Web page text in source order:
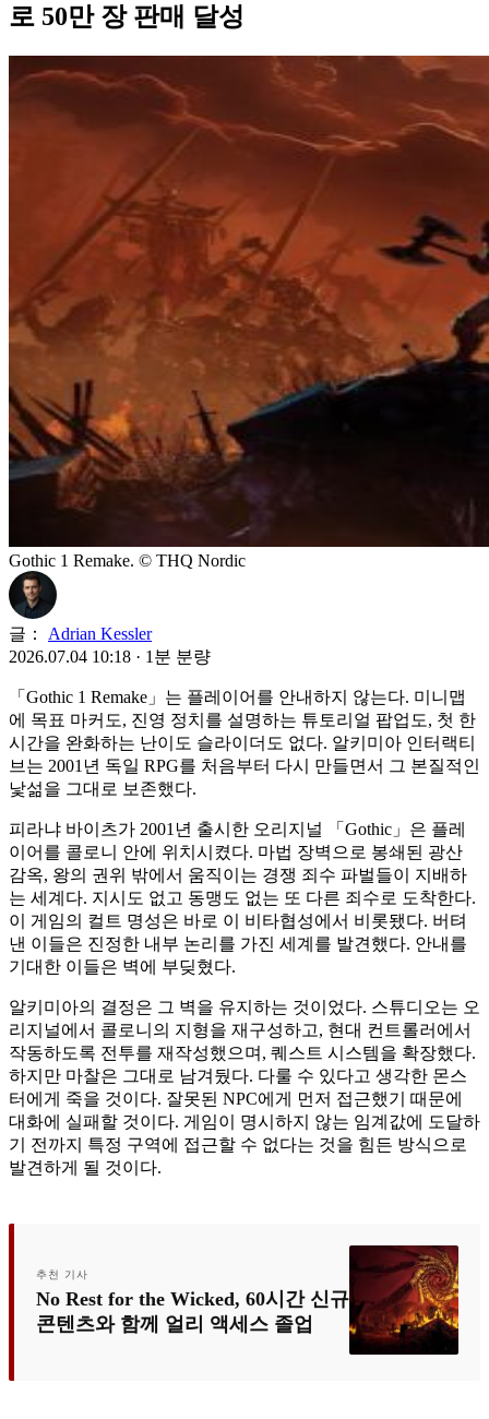
로 50만 장 판매 달성
Gothic 1 Remake. © THQ Nordic
글：
Adrian Kessler
2026.07.04 10:18 · 1분 분량
「Gothic 1 Remake」는 플레이어를 안내하지 않는다. 미니맵
에 목표 마커도, 진영 정치를 설명하는 튜토리얼 팝업도, 첫 한
시간을 완화하는 난이도 슬라이더도 없다. 알키미아 인터랙티
브는 2001년 독일 RPG를 처음부터 다시 만들면서 그 본질적인
낯섦을 그대로 보존했다.
피라냐 바이츠가 2001년 출시한 오리지널 「Gothic」은 플레
이어를 콜로니 안에 위치시켰다. 마법 장벽으로 봉쇄된 광산
감옥, 왕의 권위 밖에서 움직이는 경쟁 죄수 파벌들이 지배하
는 세계다. 지시도 없고 동맹도 없는 또 다른 죄수로 도착한다.
이 게임의 컬트 명성은 바로 이 비타협성에서 비롯됐다. 버텨
낸 이들은 진정한 내부 논리를 가진 세계를 발견했다. 안내를
기대한 이들은 벽에 부딪혔다.
알키미아의 결정은 그 벽을 유지하는 것이었다. 스튜디오는 오
리지널에서 콜로니의 지형을 재구성하고, 현대 컨트롤러에서
작동하도록 전투를 재작성했으며, 퀘스트 시스템을 확장했다.
하지만 마찰은 그대로 남겨뒀다. 다룰 수 있다고 생각한 몬스
터에게 죽을 것이다. 잘못된 NPC에게 먼저 접근했기 때문에
대화에 실패할 것이다. 게임이 명시하지 않는 임계값에 도달하
기 전까지 특정 구역에 접근할 수 없다는 것을 힘든 방식으로
발견하게 될 것이다.
추천 기사
No Rest for the Wicked, 60시간 신규
콘텐츠와 함께 얼리 액세스 졸업